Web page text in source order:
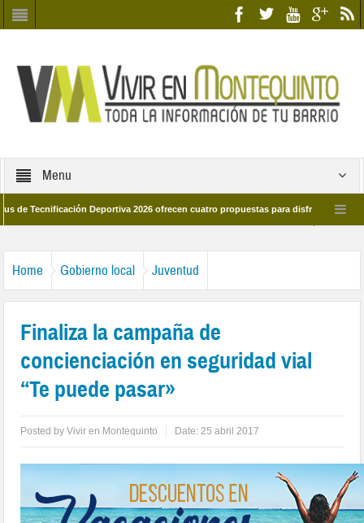
Menu
Deportiva 2026 ofrecen cuatro propuestas para disfrutar del deporte
Home Gobierno local Juventud
Finaliza la campaña de
concienciación en seguridad vial
“Te puede pasar»
Posted byVivir en Montequinto Date:25 abril 2017